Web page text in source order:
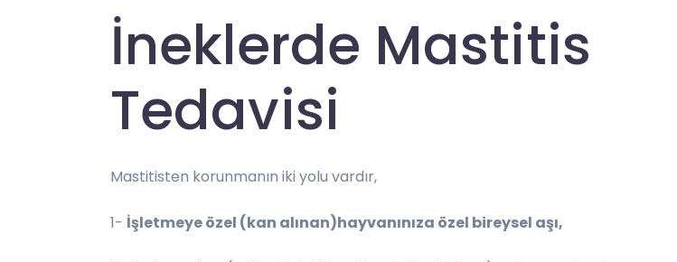
İneklerde Mastitis
Tedavisi
Mastitisten korunmanın iki yolu vardır,
1- İşletmeye özel (kan alınan)hayvanınıza özel bireysel aşı,